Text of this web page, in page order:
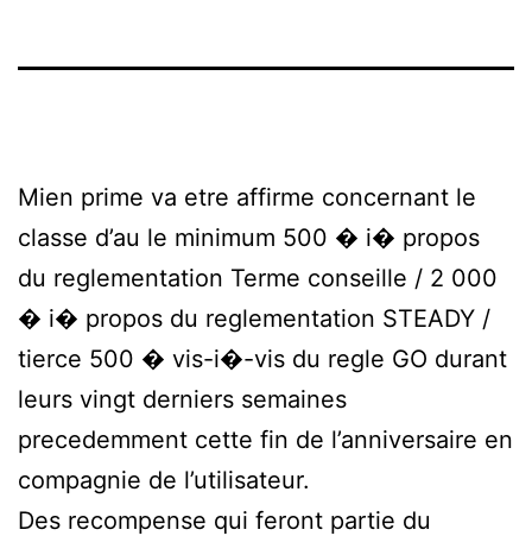
Mien prime va etre affirme concernant le
classe d’au le minimum 500 � i� propos
du reglementation Terme conseille / 2 000
� i� propos du reglementation STEADY /
tierce 500 � vis-i�-vis du regle GO durant
leurs vingt derniers semaines
precedemment cette fin de l’anniversaire en
compagnie de l’utilisateur.
Des recompense qui feront partie du